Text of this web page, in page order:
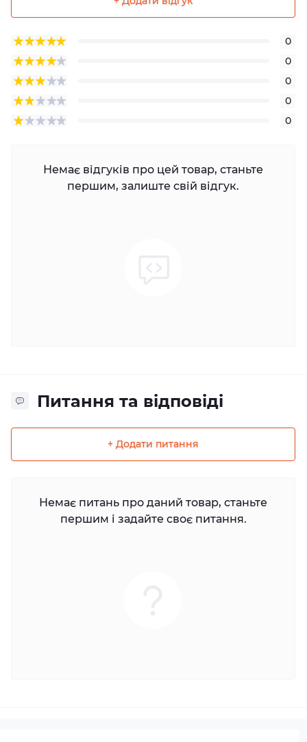
0
0
0
0
0
Немає відгуків про цей товар, станьте
першим, залиште свій відгук.
Питання та відповіді
+ Додати питання
Немає питань про даний товар, станьте
першим і задайте своє питання.